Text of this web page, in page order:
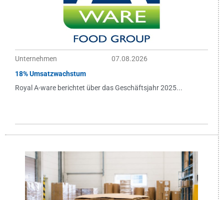
Unternehmen
07.08.2026
18% Umsatzwachstum
Royal A-ware berichtet über das Geschäftsjahr 2025...